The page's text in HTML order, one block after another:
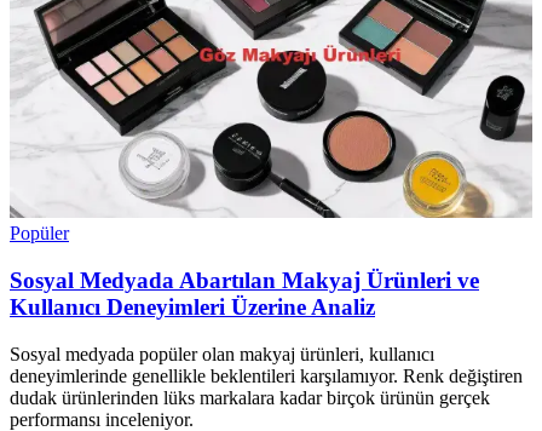
Popüler
Sosyal Medyada Abartılan Makyaj Ürünleri ve
Kullanıcı Deneyimleri Üzerine Analiz
Sosyal medyada popüler olan makyaj ürünleri, kullanıcı
deneyimlerinde genellikle beklentileri karşılamıyor. Renk değiştiren
dudak ürünlerinden lüks markalara kadar birçok ürünün gerçek
performansı inceleniyor.